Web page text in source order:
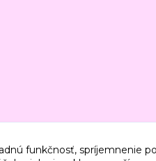
funkčnosť, spríjemnenie